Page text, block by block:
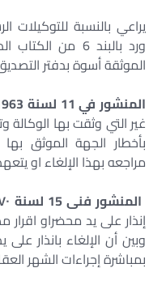
يراعي بالنسبة للتوكيلات
ورد بالبند 6 من
الموثقة أسوة بدفتر
المنشور في 11 لسنة 1963:
غير التي وثقت بها الوكالة
بأخطار الجهة الموثق
مراجعه بهذا الإلغاء او
المنشور فنی 15 لسنة ۱۹۷۰:
إنذار على يد محضراو
وبين أن الإلغاء بانذار
بمباشرة إجراءات الشهر